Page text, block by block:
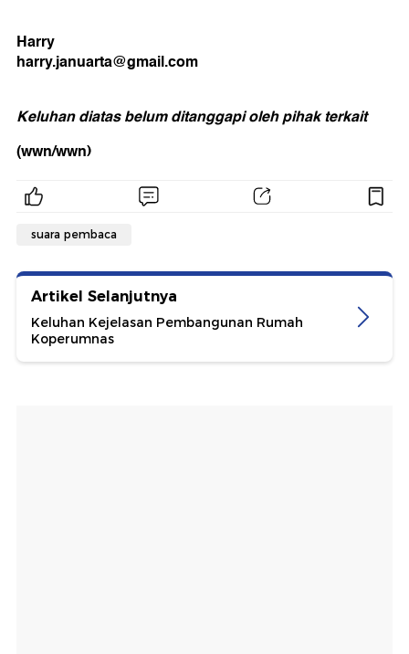
Harry
harry.januarta@gmail.com
Keluhan diatas belum ditanggapi oleh pihak terkait
(wwn/wwn)
suara pembaca
Artikel Selanjutnya
Keluhan Kejelasan Pembangunan Rumah
Koperumnas